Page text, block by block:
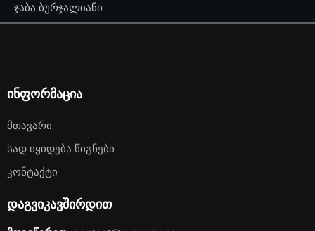
ჯაბა ბურჯალიანი
ინფორმაცია
Მთავარი
Სად Იყიდება Წიგნები
Კონტაქტი
დაგვიკავშირდით